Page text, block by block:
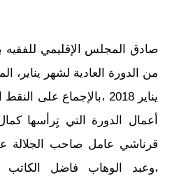
صادق المجلس الإقليمي للفقيه
يناير 2018 ،بالإجماع
أعمال الدورة التي تٍرأسها
قرناشي عامل صاحب الجلالة
،وعبد الوهاب فاضل الكاتب